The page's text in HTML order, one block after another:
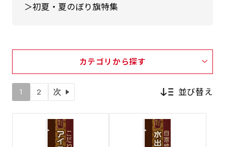
＞初夏・夏のぼり旗特集
カテゴリから探す
1 2 次 並び替え
新着順